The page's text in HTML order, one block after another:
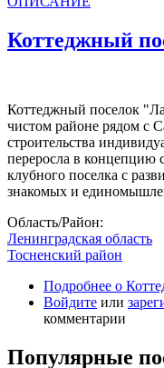
Коттеджный
Коттеджный поселок
чистом районе рядом с
строительства
переросла в концепцию
клубного поселка с
знакомых и
Область/Район:
Ленинградская область
Тосненский район
Подробнее о
Войдите или
комментарии
Популярные